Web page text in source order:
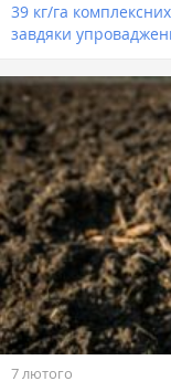
39 кг/га
завдяки
7 лютого